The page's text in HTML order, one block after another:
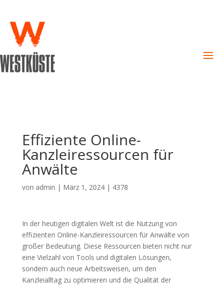
Effiziente Online-
Kanzleiressourcen für
Anwälte
von admin | März 1, 2024| 4378
In der heutigen digitalen Welt ist die Nutzung von
effizienten Online-Kanzleiressourcen für Anwälte von
großer Bedeutung. Diese Ressourcen bieten nicht nur
eine Vielzahl von Tools und digitalen Lösungen,
sondern auch neue Arbeitsweisen, um den
Kanzleialltag zu optimieren und die Qualität der